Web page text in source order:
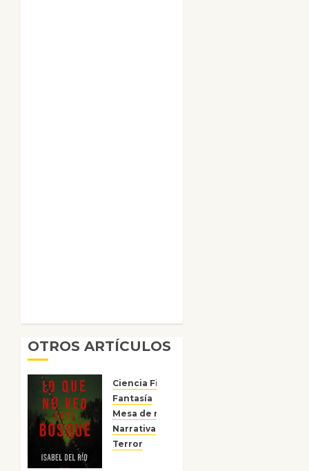
OTROS ARTÍCULOS
Ciencia Ficción
Fantasía
Mesa de novedades
Narrativa
Terror